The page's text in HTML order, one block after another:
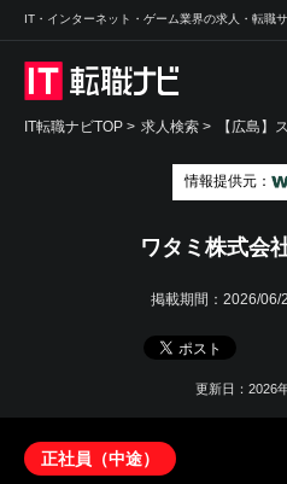
IT・インターネット・ゲーム業界の求人・転職
IT転職ナビTOP > 求人検索 > 【広島】
情報提供元：
ワタミ株式会
掲載期間： 2026/06/
更新日：2026
正社員（中途）